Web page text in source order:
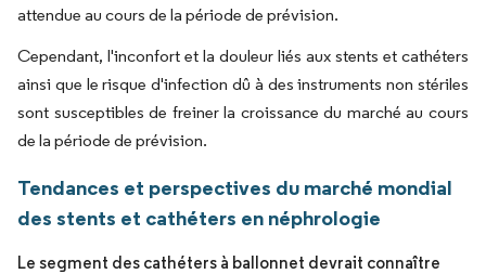
attendue au cours de la période de prévision.
Cependant, l'inconfort et la douleur liés aux stents et cathéters
ainsi que le risque d'infection dû à des instruments non stériles
sont susceptibles de freiner la croissance du marché au cours
de la période de prévision.
Tendances et perspectives du marché mondial
des stents et cathéters en néphrologie
Le segment des cathéters à ballonnet devrait connaître